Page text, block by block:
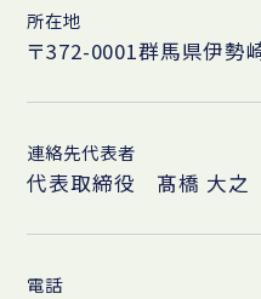
所在地
〒372-0001群馬県伊勢
連絡先代表者
代表取締役 髙橋 大之
電話